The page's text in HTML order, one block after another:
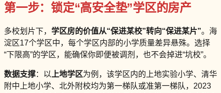
第一步：锁定“高安全垫”学区的房产
多校划片下， 学区房的价值从“保进某校”转向“保进某片”。海
淀区17个学区中，每个学区内部的小学质量差异悬殊。选择
“下限高”的学区，能确保你即便被调剂，也不会掉进“坑校”。
数据支撑：以上地学区为例，该学区内的上地实验小学、清华
附中上地小学、北外附校均为第一梯队或准第一梯队，2023